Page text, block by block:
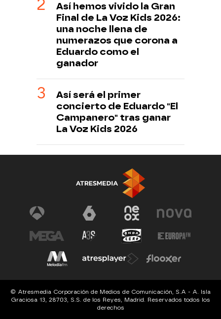
Así hemos vivido la Gran
Final de La Voz Kids 2026:
una noche llena de
numerazos que corona a
Eduardo como el
ganador
Así será el primer
concierto de Eduardo "El
Campanero" tras ganar
La Voz Kids 2026
© Atresmedia Corporación de Medios de Comunicación, S.A - A. Isla
Graciosa 13, 28703, S.S. de los Reyes, Madrid. Reservados todos los
derechos